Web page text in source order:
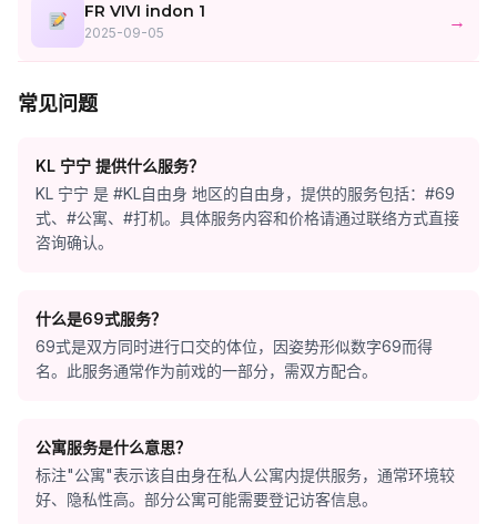
FR VIVI indon 1
2025-09-05
→
常见问题
KL 宁宁 提供什么服务？
KL 宁宁 是 #KL自由身 地区的自由身，提供的服务包括：#69
式、#公寓、#打机。具体服务内容和价格请通过联络方式直接
咨询确认。
什么是69式服务？
69式是双方同时进行口交的体位，因姿势形似数字69而得
名。此服务通常作为前戏的一部分，需双方配合。
公寓服务是什么意思？
标注"公寓"表示该自由身在私人公寓内提供服务，通常环境较
好、隐私性高。部分公寓可能需要登记访客信息。